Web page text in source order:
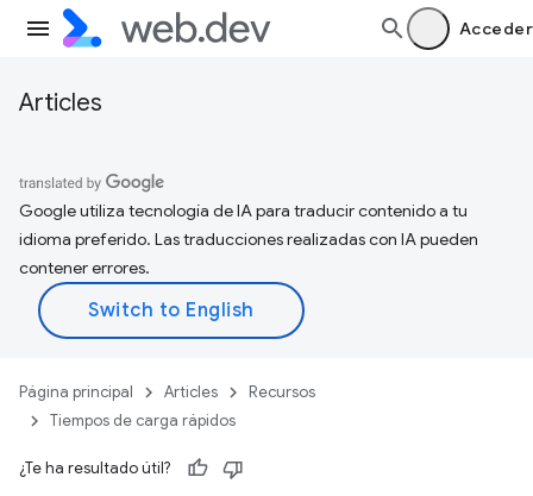
Acceder
Articles
Google utiliza tecnología de IA para traducir contenido a tu
idioma preferido. Las traducciones realizadas con IA pueden
contener errores.
Página principal Articles
Recursos
Tiempos de carga rápidos
¿Te ha resultado útil?